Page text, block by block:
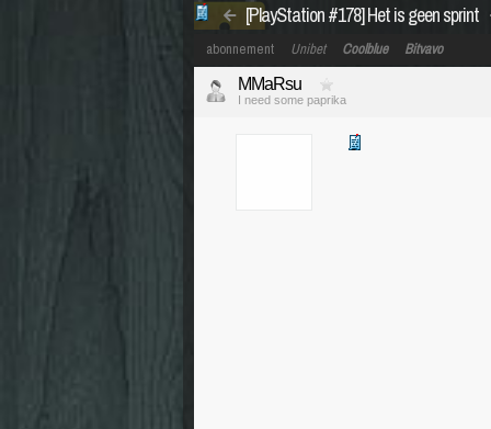
[PlayStation #178] Het is geen sprint
abonnement Unibet Coolblue
Bitvavo
MMaRsu
I need some paprika